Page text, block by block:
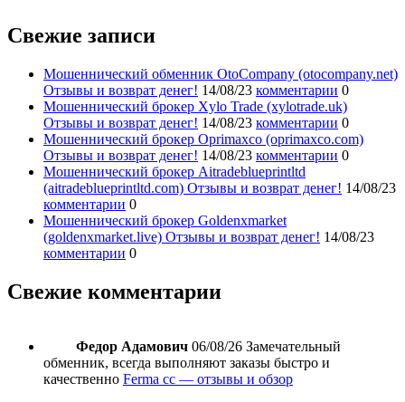
Свежие записи
Мошеннический обменник OtoCompany (otocompany.net)
Отзывы и возврат денег! 14/08/23 комментарии 0
Мошеннический брокер Xylo Trade (xylotrade.uk)
Отзывы и возврат денег! 14/08/23 комментарии 0
Мошеннический брокер Oprimaxco (oprimaxco.com)
Отзывы и возврат денег! 14/08/23 комментарии 0
Мошеннический брокер Aitradeblueprintltd
(aitradeblueprintltd.com) Отзывы и возврат денег! 14/08/23
комментарии 0
Мошеннический брокер Goldenxmarket
(goldenxmarket.live) Отзывы и возврат денег! 14/08/23
комментарии 0
Свежие комментарии
Федор Адамович 06/08/26 Замечательный
обменник, всегда выполняют заказы быстро и
качественно Ferma cc — отзывы и обзор